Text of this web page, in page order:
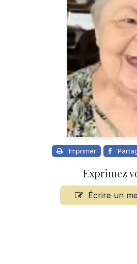
Imprimer
Exprimez
Écrire un